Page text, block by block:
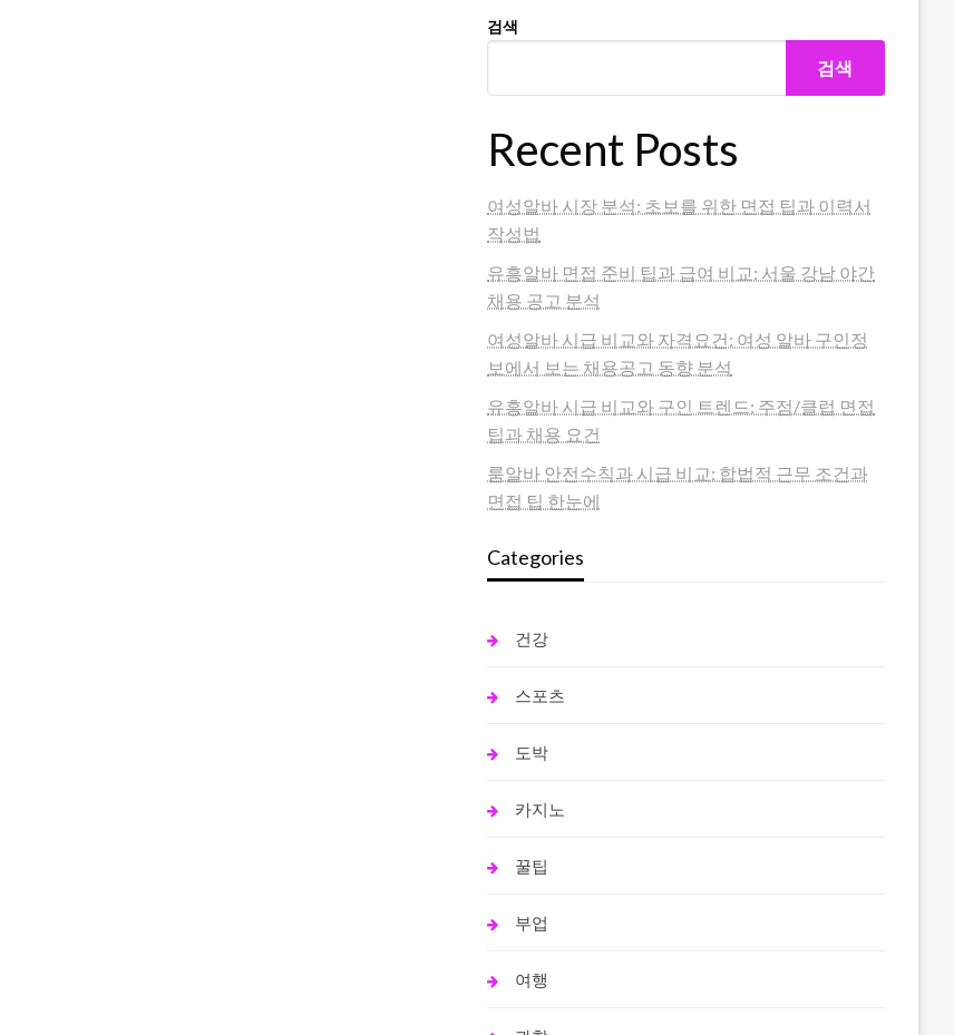
검색
검색
Recent Posts
여성알바 시장 분석: 초보를 위한 면접 팁과 이력서
작성법
유흥알바 면접 준비 팁과 급여 비교: 서울 강남 야간
채용 공고 분석
여성알바 시급 비교와 자격요건: 여성 알바 구인정
보에서 보는 채용공고 동향 분석
유흥알바 시급 비교와 구인 트렌드: 주점/클럽 면접
팁과 채용 요건
룸알바 안전수칙과 시급 비교: 합법적 근무 조건과
면접 팁 한눈에
Categories
건강
스포츠
도박
카지노
꿀팁
부업
여행